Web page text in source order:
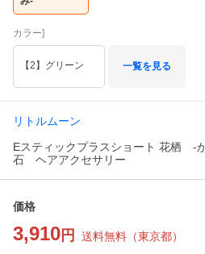
カラー]
【2】グリーン 一覧を見る
リトルムーン
Eスティックプラスショート 花栖 -
石 ヘアアクセサリー
価格
3,910 円 送料無料 （東京都）